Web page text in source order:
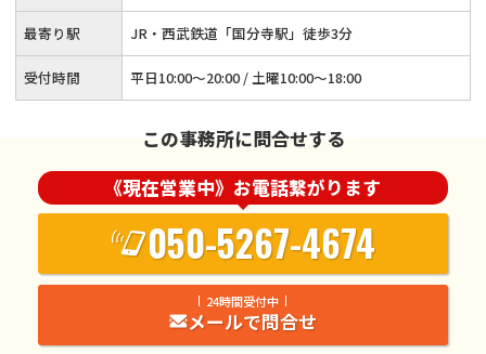
最寄り駅 JR・西武鉄道「国分寺駅」徒歩3分
受付時間 平日10:00～20:00 / 土曜10:00～18:00
この事務所に問合せする
《現在営業中》お電話繋がります
050-5267-4674
24時間受付中
メールで問合せ